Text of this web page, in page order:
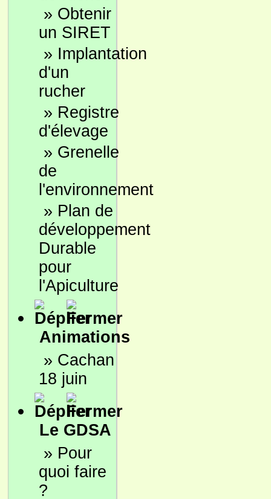
» Obtenir
un SIRET
» Implantation
d'un
rucher
» Registre
d'élevage
» Grenelle
de
l'environnement
» Plan de
développement
Durable
pour
l'Apiculture
Animations
» Cachan
18 juin
Le GDSA
» Pour
quoi faire
?